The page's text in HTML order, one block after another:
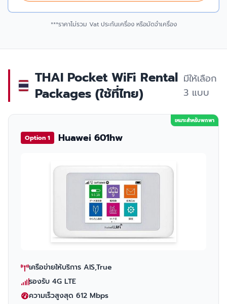
***ราคาไม่รวม Vat ประกันเครื่อง หรือมัดจำเครื่อง
THAI Pocket WiFi Rental
Packages (ใช้ที่ไทย)
มีให้เลือก
3 แบบ
เหมาะสำหรับพกพา
Option 1 Huawei 601hw
เครือข่ายให้บริการ AIS,True
รองรับ 4G LTE
ความเร็วสูงสุด 612 Mbps